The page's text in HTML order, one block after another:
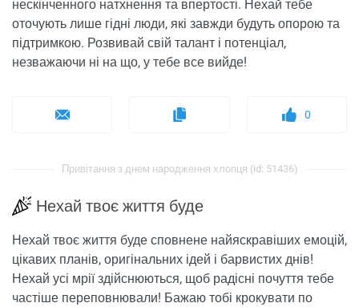
нескінченного натхнення та впертості. Нехай тебе
оточують лише гідні люди, які завжди будуть опорою та
підтримкою. Розвивай свій талант і потенціал,
незважаючи ні на що, у тебе все вийде!
0
Привітання з днем ​​народження хлопця (id: 51436)
Нехай твоє життя буде
Нехай твоє життя буде сповнене найяскравіших емоцій,
цікавих планів, оригінальних ідей і барвистих днів!
Нехай усі мрії здійснюються, щоб радісні почуття тебе
частіше переповнювали! Бажаю тобі крокувати по